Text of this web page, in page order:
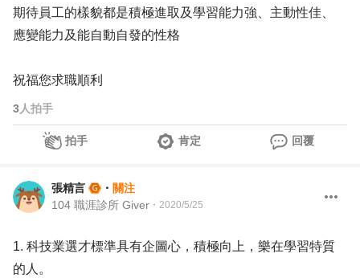
期待員工的樣貌都是積極進取及學習能力強、主動性佳、
應變能力及能自動自發的性格
祝福您求職順利
3人拍手
拍手 肯定 回覆
張精言 ・ 關注
104 職涯診所 Giver ・ 2020/5/25
1. 科技業選才標準具有企圖心，積極向上，樂在學習特質
的人。